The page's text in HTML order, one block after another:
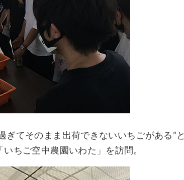
てそのまま出荷できないいちごがある”と
ちご空中農園いわた」を訪問。